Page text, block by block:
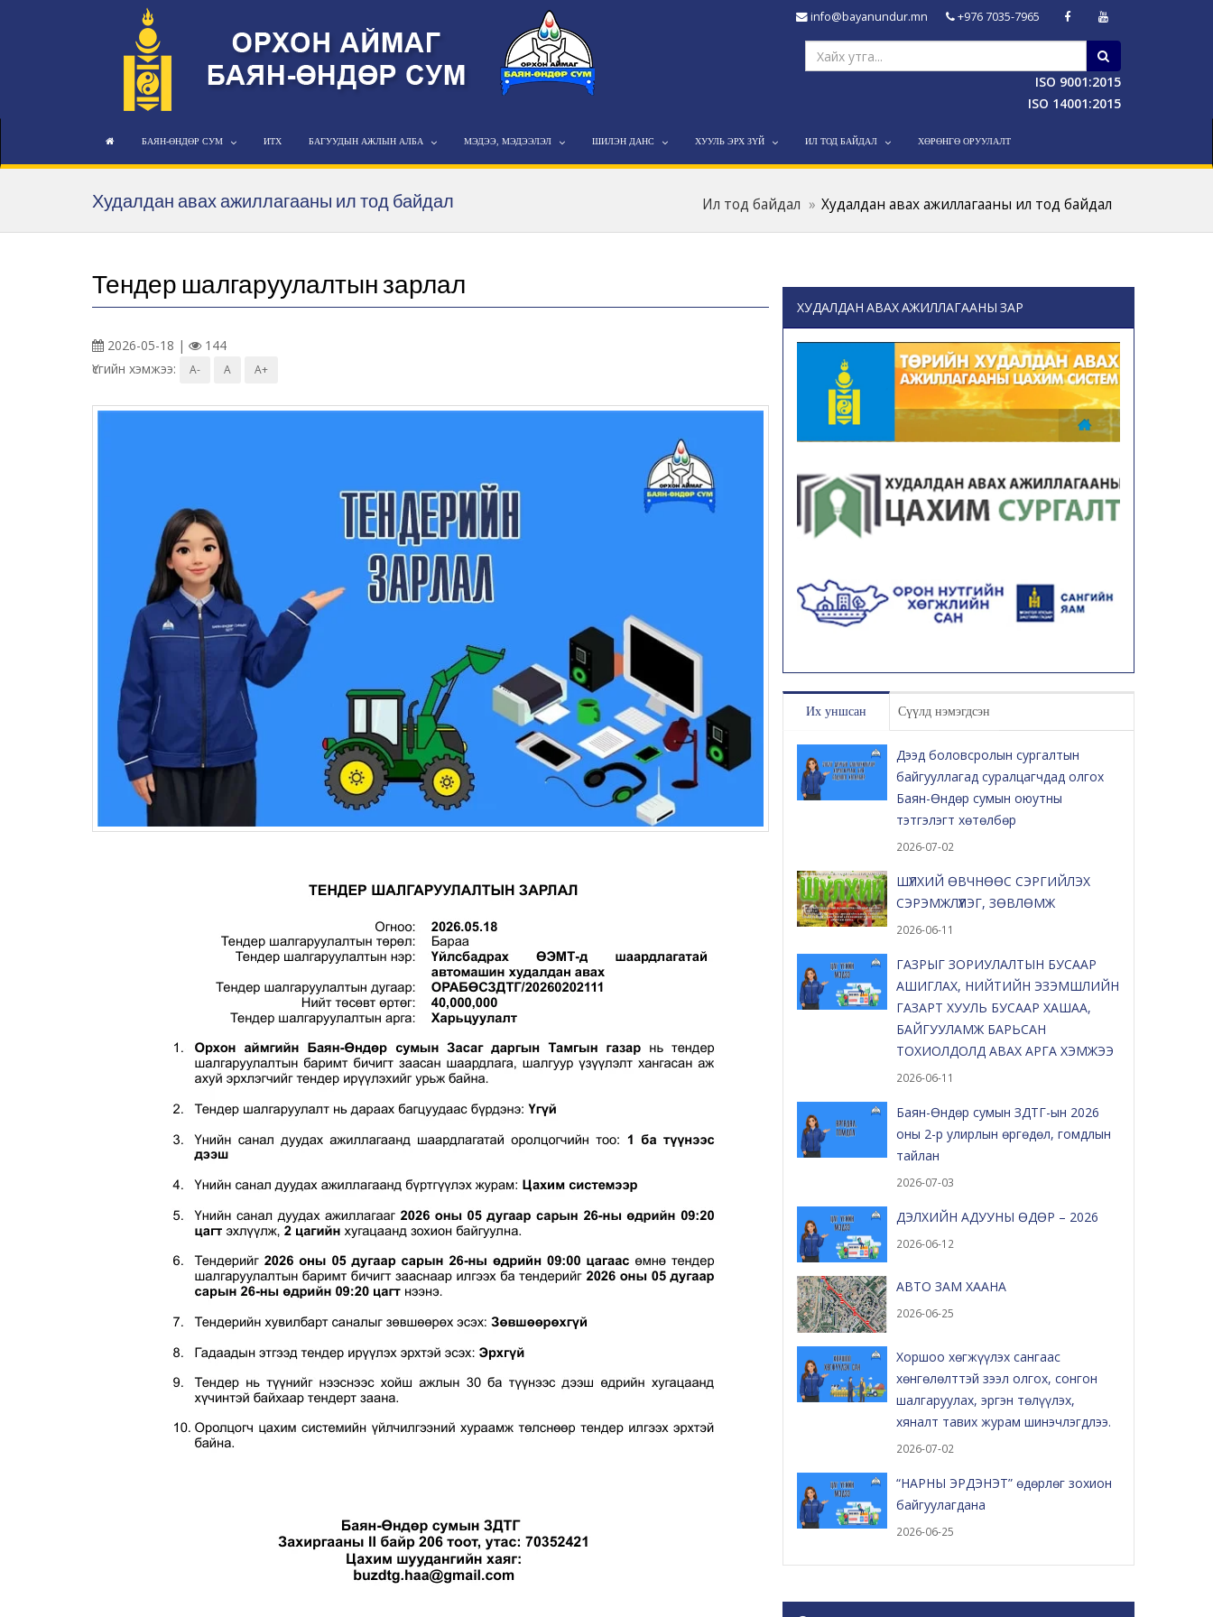
info@bayanundur.mn +976 7035-7965
ISO 9001:2015
ISO 14001:2015
БАЯН-ӨНДӨР СУМ ИТХ БАГУУДЫН АЖЛЫН АЛБА МЭДЭЭ, МЭДЭЭЛЭЛ ШИЛЭН ДАНС ХУУЛЬ ЭРХ ЗҮЙ ИЛ ТОД БАЙДАЛ ХӨРӨНГӨ ОРУУЛАЛТ
Худалдан авах ажиллагааны ил тод байдал Ил тод байдал Худалдан авах ажиллагааны ил тод байдал
Тендер шалгаруулалтын зарлал
2026-05-18 |
144
Үсгийн хэмжээ:
A- A A+
ХУДАЛДАН АВАХ АЖИЛЛАГААНЫ ЗАР
Их уншсан Сүүлд нэмэгдсэн
Дээд боловсролын сургалтын
байгууллагад суралцагчдад олгох
Баян-Өндөр сумын оюутны
тэтгэлэгт хөтөлбөр
2026-07-02
ШҮЛХИЙ ӨВЧНӨӨС СЭРГИЙЛЭХ
СЭРЭМЖЛҮҮЛЭГ, ЗӨВЛӨМЖ
2026-06-11
ГАЗРЫГ ЗОРИУЛАЛТЫН БУСААР
АШИГЛАХ, НИЙТИЙН ЭЗЭМШЛИЙН
ГАЗАРТ ХУУЛЬ БУСААР ХАШАА,
БАЙГУУЛАМЖ БАРЬСАН
ТОХИОЛДОЛД АВАХ АРГА ХЭМЖЭЭ
2026-06-11
Баян-Өндөр сумын ЗДТГ-ын 2026
оны 2-р улирлын өргөдөл, гомдлын
тайлан
2026-07-03
ДЭЛХИЙН АДУУНЫ ӨДӨР – 2026
2026-06-12
АВТО ЗАМ ХААНА
2026-06-25
Хоршоо хөгжүүлэх сангаас
хөнгөлөлттэй зээл олгох, сонгон
шалгаруулах, эргэн төлүүлэх,
хяналт тавих журам шинэчлэгдлээ.
2026-07-02
“НАРНЫ ЭРДЭНЭТ” өдөрлөг зохион
байгуулагдана
2026-06-25